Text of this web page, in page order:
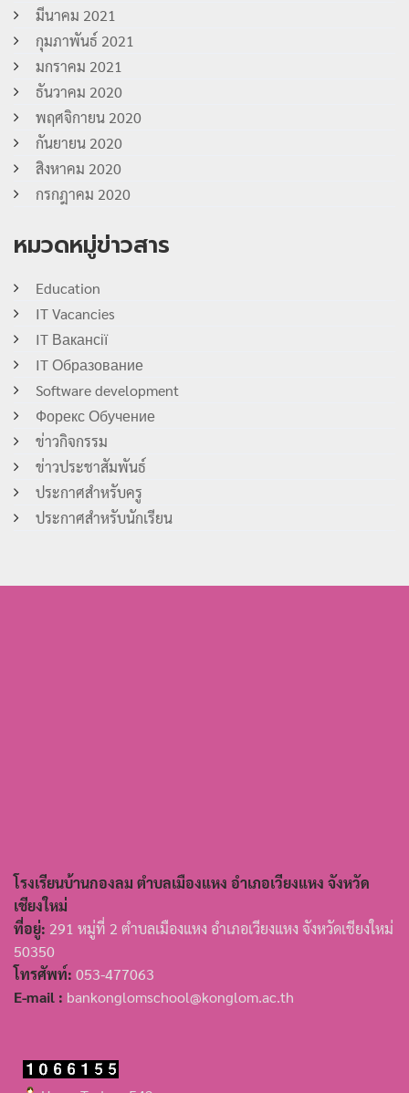
มีนาคม 2021
กุมภาพันธ์ 2021
มกราคม 2021
ธันวาคม 2020
พฤศจิกายน 2020
กันยายน 2020
สิงหาคม 2020
กรกฎาคม 2020
หมวดหมู่ข่าวสาร
Education
IT Vacancies
IT Вакансії
IT Образование
Software development
Форекс Обучение
ข่าวกิจกรรม
ข่าวประชาสัมพันธ์
ประกาศสำหรับครู
ประกาศสำหรับนักเรียน
โรงเรียนบ้านกองลม ตำบลเมืองแหง อำเภอเวียงแหง จังหวัด
เชียงใหม่
ที่อยู่: 291 หมู่ที่ 2 ตำบลเมืองแหง อำเภอเวียงแหง จังหวัดเชียงใหม่
50350
โทรศัพท์: 053-477063
E-mail : bankonglomschool@konglom.ac.th